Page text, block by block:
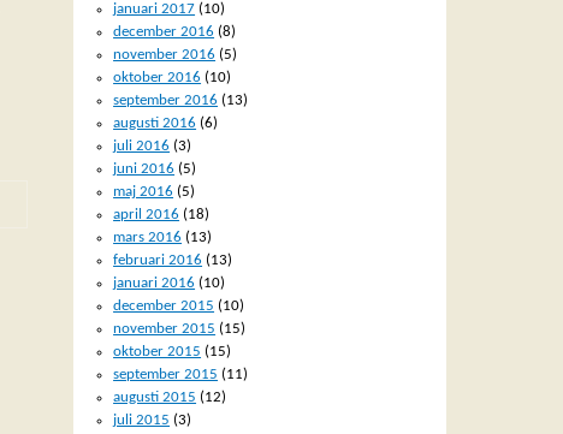
januari 2017 (10)
december 2016 (8)
november 2016 (5)
oktober 2016 (10)
september 2016 (13)
augusti 2016 (6)
juli 2016 (3)
juni 2016 (5)
maj 2016 (5)
april 2016 (18)
mars 2016 (13)
februari 2016 (13)
januari 2016 (10)
december 2015 (10)
november 2015 (15)
oktober 2015 (15)
september 2015 (11)
augusti 2015 (12)
juli 2015 (3)